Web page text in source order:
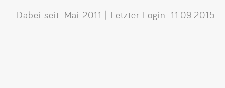
Dabei seit: Mai 2011 | Letzter Login: 11.09.2015